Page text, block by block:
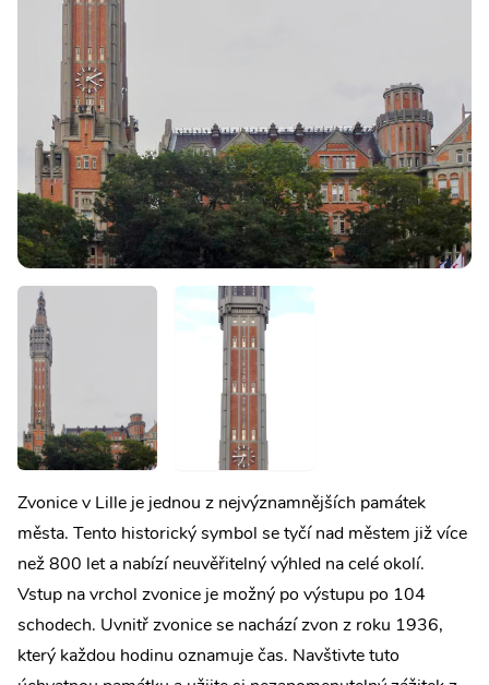
Zvonice v Lille je jednou z nejvýznamnějších památek
města. Tento historický symbol se tyčí nad městem již více
než 800 let a nabízí neuvěřitelný výhled na celé okolí.
Vstup na vrchol zvonice je možný po výstupu po 104
schodech. Uvnitř zvonice se nachází zvon z roku 1936,
který každou hodinu oznamuje čas. Navštivte tuto